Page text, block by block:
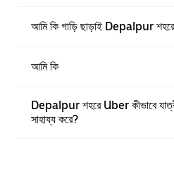
আমি কি গাড়ি ছাড়াই Depalpur শহরে
আমি কি
Depalpur শহরে Uber কীভাবে
সাহায্য করে?